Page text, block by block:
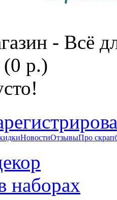
- Всё
р.)
НовостиОтзывыПро
наборах